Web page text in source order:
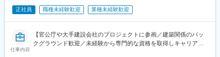
加価値を提供し続けることで、共創パートナーとなることを目指
しています。
＜同社の特徴＞
・各分野の専門家や実務コンサルタントが顧客に合わせたプロジ
ェクトチームを結成し、顧客の経営課題にあらゆる角度から的確
正社員 職種未経験歓迎 業種未経験歓迎
仕事内容
【官公庁や大手建設会社のプロジェクトに参画／建築関係のバッ
クグラウンド歓迎／未経験から専門的な資格を取得しキャリアア